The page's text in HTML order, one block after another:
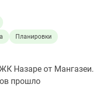
Планировки
Назаре от Мангазеи.
прошло